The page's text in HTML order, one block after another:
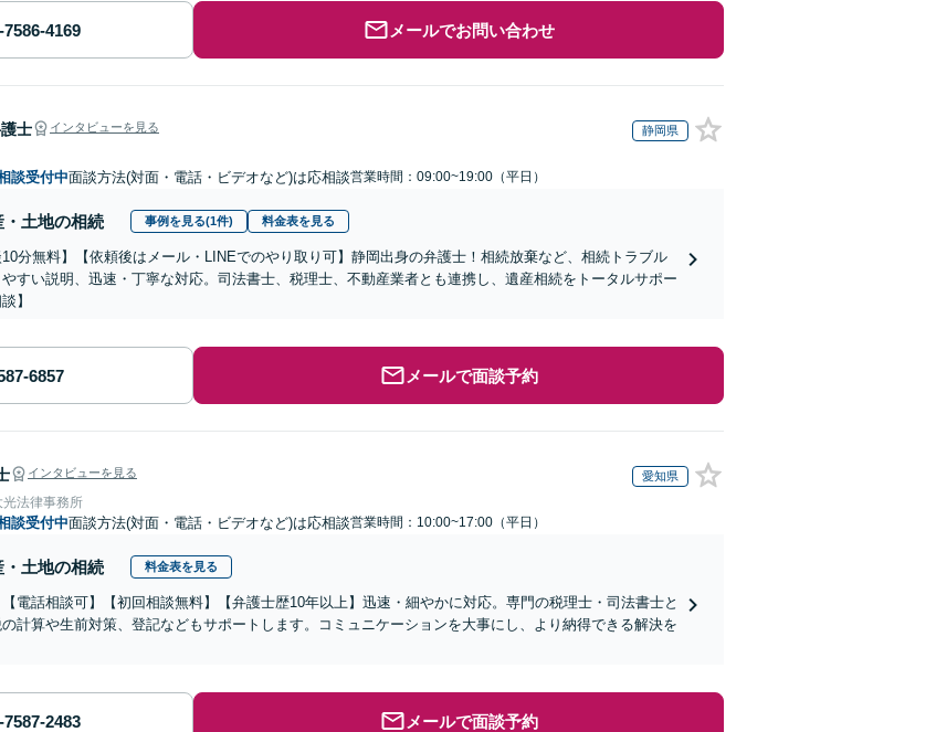
メールでお問い合わせ
士 インタビューを見る 静岡県
談受付中面談方法(対面・電話・ビデオなど)は応相談営業時間：09:00~19:00（平日）
・土地の相続 事例を見る(1件) 料金表を見る
10分無料】【依頼後はメール・LINEでのやり取り可】静岡出身の弁護士！相続放棄など、相続トラブル
すい説明、迅速・丁寧な対応。司法書士、税理士、不動産業者とも連携し、遺産相続をトータルサポー
】
メールで面談予約
インタビューを見る 愛知県
法律事務所
談受付中面談方法(対面・電話・ビデオなど)は応相談営業時間：10:00~17:00（平日）
・土地の相続 料金表を見る
【電話相談可】【初回相談無料】【弁護士歴10年以上】迅速・細やかに対応。専門の税理士・司法書士と
計算や生前対策、登記などもサポートします。コミュニケーションを大事にし、より納得できる解決を
メールで面談予約